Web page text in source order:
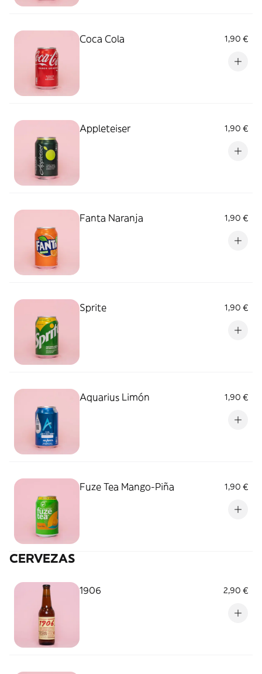
Coca Cola 1,90 €
Appleteiser 1,90 €
Fanta Naranja 1,90 €
Sprite 1,90 €
Aquarius Limón 1,90 €
Fuze Tea Mango-Piña 1,90 €
CERVEZAS
1906 2,90 €